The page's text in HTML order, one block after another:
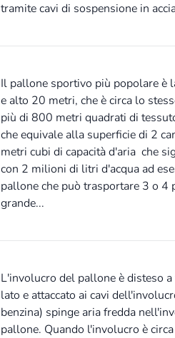
tramite cavi di sospensione in
Il pallone sportivo più popolare è
e alto 20 metri, che è circa lo
più di 800 metri quadrati di
che equivale alla superficie di 2
metri cubi di capacità d'aria che
con 2 milioni di litri d'acqua ad
pallone che può trasportare 3 o 4
grande...
L'involucro del pallone è disteso
lato e attaccato ai cavi
benzina) spinge aria fredda
pallone. Quando l'involucro è